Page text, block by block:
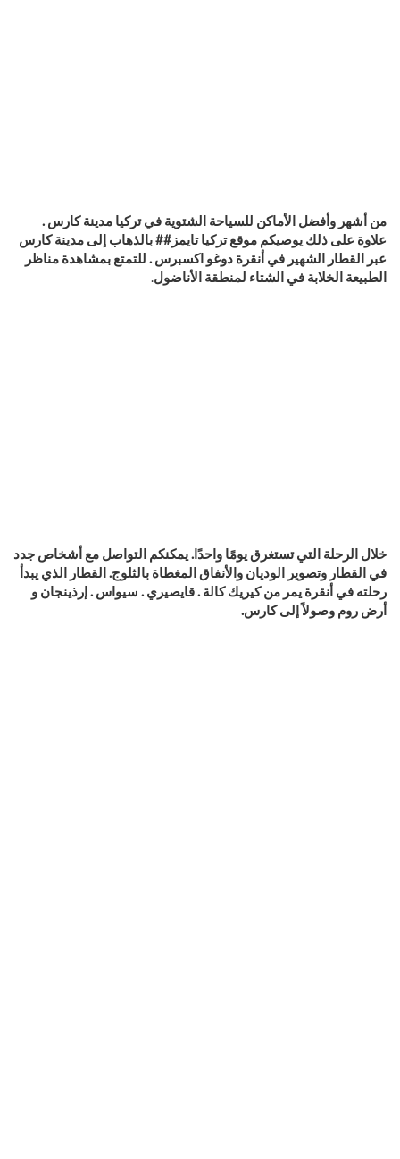
من أشهر وأفضل الأماكن للسياحة الشتوية في تركيا مدينة كارس .
علاوة على ذلك يوصيكم موقع تركيا تايمز## بالذهاب إلى مدينة كارس
عبر القطار الشهير في أنقرة دوغو اكسبرس . للتمتع بمشاهدة مناظر
الطبيعة الخلابة في الشتاء لمنطقة الأناضول.
خلال الرحلة التي تستغرق يومًا واحدًا.يمكنكم التواصل مع أشخاص جدد
في القطار وتصوير الوديان والأنفاق المغطاة بالثلوج. القطار الذي يبدأ
رحلته في أنقرة يمر من كيريك كالة . قايصيري . سيواس . إرذينجان و
أرض روم وصولاً إلى كارس.